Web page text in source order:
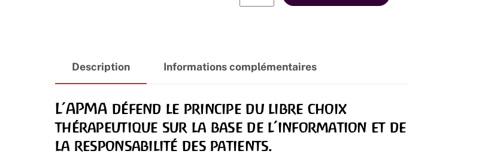
de
Description Informations complémentaires
L’APMA défend le principe du libre choix
thérapeutique sur la base de l’information et de
la responsabilité des patients.